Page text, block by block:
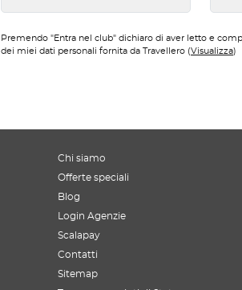
Premendo "Entra nel club" dichiaro di aver letto e
dei miei dati personali fornita da Travellero (Visualizza)
Chi siamo
Offerte speciali
Blog
Login Agenzie
Scalapay
Contatti
Sitemap